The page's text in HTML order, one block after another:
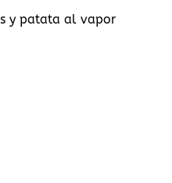
y patata al vapor